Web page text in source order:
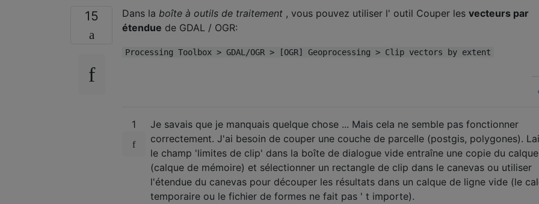
15 Dans la boîte à outils de traitement , vous pouvez utiliser l' outil Couper les vecteurs par
étendue de GDAL / OGR:
Processing Toolbox > GDAL/OGR > [OGR] Geoprocessing > Clip vectors by extent
1
Je savais que je manquais quelque chose ... Mais cela ne semble pas fonctionner
correctement. J'ai besoin de couper une couche de parcelle (postgis, polygones).
le champ 'limites de clip' dans la boîte de dialogue vide entraîne une copie du calque
(calque de mémoire) et sélectionner un rectangle de clip dans le canevas ou utiliser
l'étendue du canevas pour découper les résultats dans un calque de ligne vide (le
temporaire ou le fichier de formes ne fait pas ' t importe).